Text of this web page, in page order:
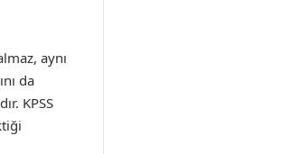
aynı
da
KPSS